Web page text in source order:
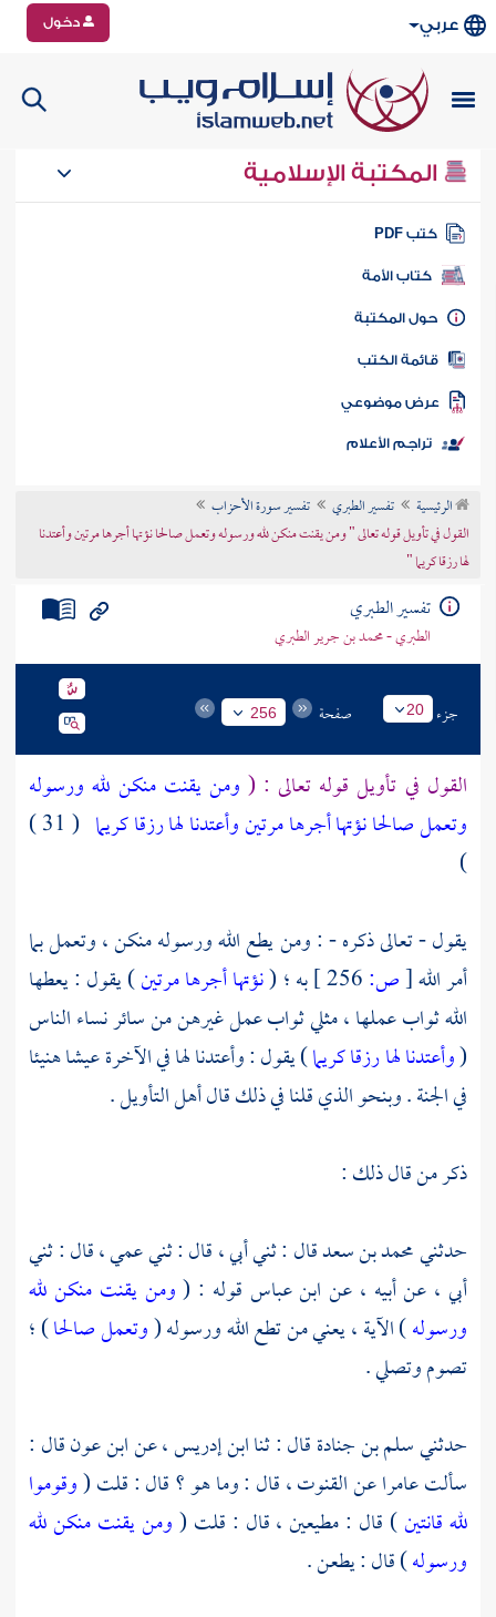
عربي دخول
المكتبة الإسلامية
كتب PDF
كتاب الأمة
المكتبة
الكتب
موضوعي
تراجم الأعلام
الرئيسية تفسير الطبري
تفسير سورة الأحزاب
القول في تأويل قوله تعالى " ومن يقنت منكن لله ورسوله وتعمل صالحا نؤتها أجرها مرتين وأعتدنا
لها رزقا كريما "
تفسير الطبري
الطبري - محمد بن جرير الطبري
جزء 20 صفحة 256
القول في تأويل قوله تعالى : ( ومن يقنت منكن لله ورسوله
وتعمل صالحا نؤتها أجرها مرتين وأعتدنا لها رزقا كريما
( 31 )
)
يقول - تعالى ذكره - : ومن يطع الله ورسوله منكن ، وتعمل بما
أمر الله[ص: به ؛ (نؤتها أجرها مرتين) يقول : يعطها
الله ثواب عملها ، مثلي ثواب عمل غيرهن من سائر نساء الناس
(وأعتدنا لها رزقا كريما) يقول : وأعتدنا لها في الآخرة عيشا هنيئا
في الجنة . وبنحو الذي قلنا في ذلك قال أهل التأويل .
ذكر من قال ذلك :
حدثنيمحمد بن سعدقال : ثني أبي ، قال : ثني عمي ، قال : ثني
أبي ، عن أبيه ، عن ابن عباس قوله : (ومن يقنت منكن لله
ورسوله) الآية ، يعني من تطع الله ورسوله (وتعمل صالحا) ؛
تصوم وتصلي .
حدثنيسلم بن جنادةقال : ثناابن إدريس ،عنابن عونقال :
سألتعامراعن القنوت ، قال : وما هو ؟ قال : قلت (وقوموا
لله قانتين) قال : مطيعين ، قال : قلت (ومن يقنت منكن لله
ورسوله) قال : يطعن .